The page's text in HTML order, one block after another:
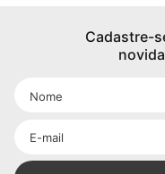
Cadastre-